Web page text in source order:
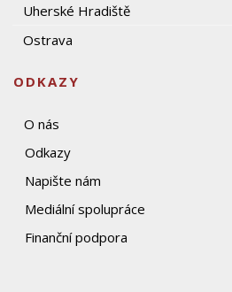
Uherské Hradiště
Ostrava
ODKAZY
O nás
Odkazy
Napište nám
Mediální spolupráce
Finanční podpora